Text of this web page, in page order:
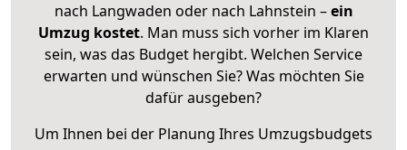
nach Langwaden oder nach Lahnstein –ein
Umzug kostet. Man muss sich vorher im Klaren
sein, was das Budget hergibt. Welchen Service
erwarten und wünschen Sie? Was möchten Sie
dafür ausgeben?
Um Ihnen bei der Planung Ihres Umzugsbudgets